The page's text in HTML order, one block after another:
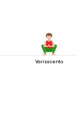
Varisasento